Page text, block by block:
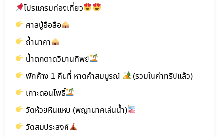
โปรแกรมท่องเที่ยว
ศาลปู่อือลือ
ถ้ำนาคา
น้ำตกตาดวิมานทิพย์
พักค้าง 1 คืนที่ หาดคำสมบูรณ์
(รวมในค่าทริปแล้ว)
เกาะดอนโพธิ์
วัดห้วยหินแหบ (พญานาคเล่นน้ำ)
วัดสมประสงค์